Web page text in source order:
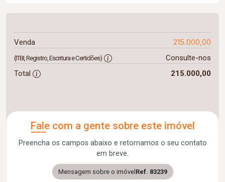
Venda 215.000,00
(ITBI, Registro, Escritura e Certidões)
Consulte-nos
Total
215.000,00
Fale com a gente sobre este imóvel
Preencha os campos abaixo e retornamos o seu contato
em breve.
Mensagem sobre o imóvel Ref. 83239